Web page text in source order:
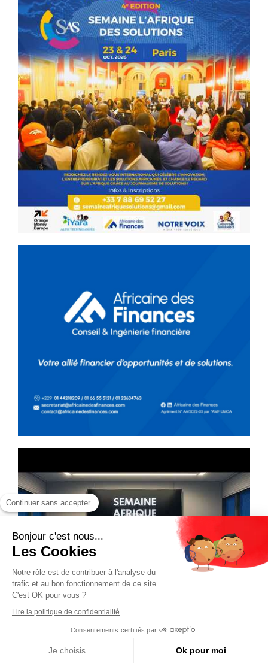
Continuer sans accepter
Bonjour c'est nous...
Les Cookies
Notre rôle est de contribuer à l'analyse du
trafic et au bon fonctionnement de ce site.
C'est OK pour vous ?
Lire la politique de confidentialité
Consentements certifiés par
Je choisis Ok pour moi